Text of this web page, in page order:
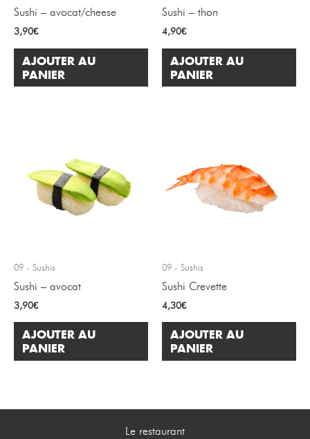
Sushi – avocat/cheese
3,90€
AJOUTER AU
PANIER
Sushi – thon
4,90€
AJOUTER AU
PANIER
09 - Sushis
Sushi – avocat
3,90€
AJOUTER AU
PANIER
09 - Sushis
Sushi Crevette
4,30€
AJOUTER AU
PANIER
Le restaurant